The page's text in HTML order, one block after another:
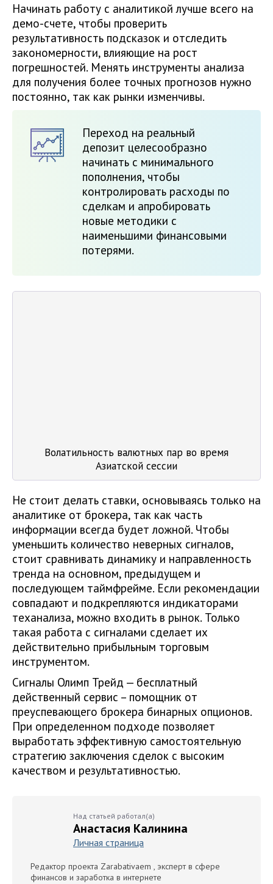
Начинать работу с аналитикой лучше всего на
демо-счете, чтобы проверить
результативность подсказок и отследить
закономерности, влияющие на рост
погрешностей. Менять инструменты анализа
для получения более точных прогнозов нужно
постоянно, так как рынки изменчивы.
Переход на реальный
депозит целесообразно
начинать с минимального
пополнения, чтобы
контролировать расходы по
сделкам и апробировать
новые методики с
наименьшими финансовыми
потерями.
Волатильность валютных пар во время
Азиатской сессии
Не стоит делать ставки, основываясь только на
аналитике от брокера, так как часть
информации всегда будет ложной. Чтобы
уменьшить количество неверных сигналов,
стоит сравнивать динамику и направленность
тренда на основном, предыдущем и
последующем таймфрейме. Если рекомендации
совпадают и подкрепляются индикаторами
теханализа, можно входить в рынок. Только
такая работа с сигналами сделает их
действительно прибыльным торговым
инструментом.
Сигналы Олимп Трейд — бесплатный
действенный сервис – помощник от
преуспевающего брокера бинарных опционов.
При определенном подходе позволяет
выработать эффективную самостоятельную
стратегию заключения сделок с высоким
качеством и результативностью.
Над статьей работал(а)
Анастасия Калинина
Личная страница
Редактор проекта Zarabativaem , эксперт в сфере
финансов и заработка в интернете